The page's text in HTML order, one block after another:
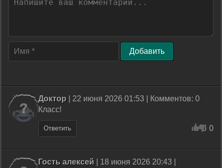
Добавить
Доктор | 22 июня 2026 01:53 | Комментов: 0
Класс!
Ответить 0 0
Гость алексей | 18 июня 2026 20:43 |